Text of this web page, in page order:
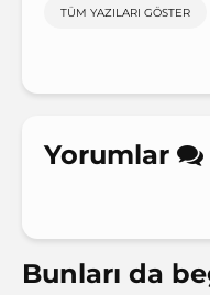
TÜM YAZILARI GÖSTER
Yorumlar
Bunları da